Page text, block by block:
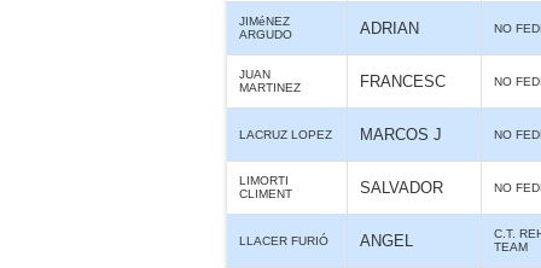
JIMéNEZ
ARGUDO
ADRIAN NO
JUAN
MARTINEZ
FRANCESC NO
LACRUZ LOPEZ MARCOS J NO
LIMORTI
CLIMENT
SALVADOR NO
LLACER FURIÓ ANGEL
C.T.
TEAM